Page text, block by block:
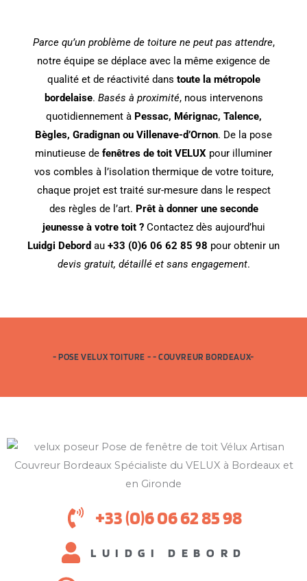
Parce qu’un problème de toiture ne peut pas attendre,
notre équipe se déplace avec la même exigence de
qualité et de réactivité dans toute la métropole
bordelaise. Basés à proximité, nous intervenons
quotidiennement à Pessac, Mérignac, Talence,
Bègles, Gradignan ou Villenave-d’Ornon. De la pose
minutieuse de fenêtres de toit VELUX pour illuminer
vos combles à l’isolation thermique de votre toiture,
chaque projet est traité sur-mesure dans le respect
des règles de l’art. Prêt à donner une seconde
jeunesse à votre toit ?Contactez dès aujourd’hui
Luidgi Debord au +33 (0)6 06 62 85 98 pour obtenir un
devis gratuit, détaillé et sans engagement.
- POSE VELUX TOITURE - - COUVREUR BORDEAUX-
+33 (0)6 06 62 85 98
LUIDGI DEBORD